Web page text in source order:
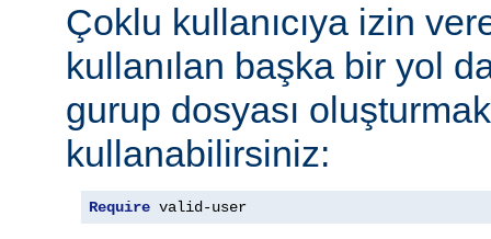
Çoklu kullanıcıya izin
kullanılan başka bir yol
gurup dosyası
kullanabilirsiniz:
Require valid-user